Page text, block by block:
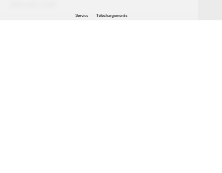
Service Téléchargements